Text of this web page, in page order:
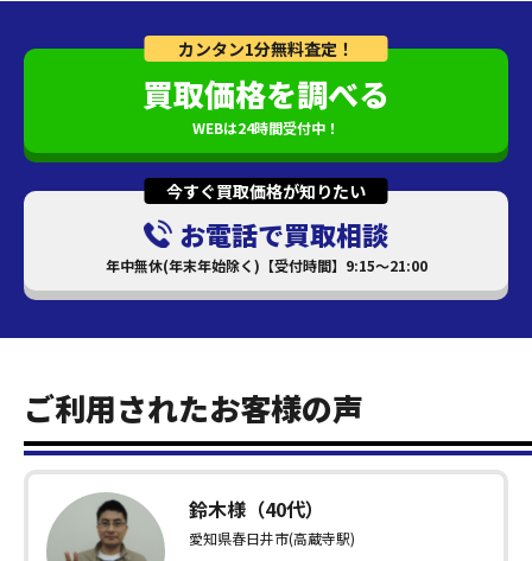
カンタン1分無料査定！
買取価格を調べる
WEBは24時間受付中！
今すぐ買取価格が知りたい
お電話で買取相談
年中無休(年末年始除く)【受付時間】9:15～21:00
ご利用されたお客様の声
鈴木様（40代）
愛知県春日井市(高蔵寺駅)